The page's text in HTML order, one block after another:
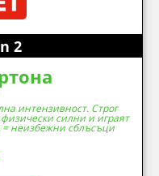
2
интензивност. Строг
силни и играят
= неизбежни сблъсъци